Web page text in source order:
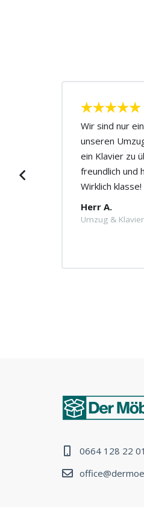
Wir sind nur
unseren
ein Klavier zu
freundlich und
Wirklich klasse!
Herr A.
Umzug &
0664 128 22 01